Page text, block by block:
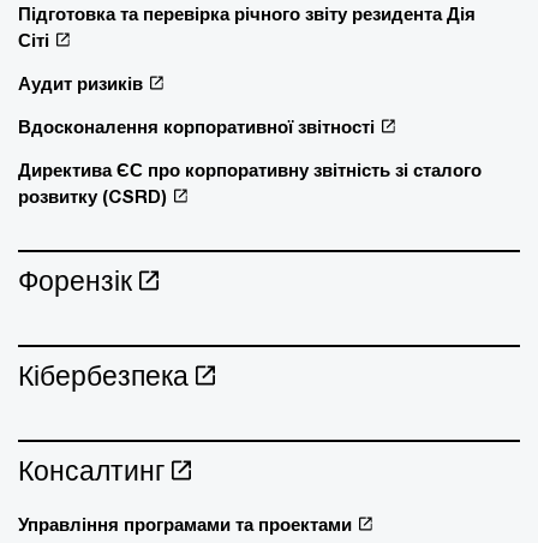
Підготовка та перевірка річного звіту резидента Дія
Сіті
Аудит ризиків
Вдосконалення корпоративної звітності
Директива ЄС про корпоративну звітність зі сталого
розвитку (CSRD)
Форензік
Кібербезпека
Консалтинг
Управління програмами та проектами